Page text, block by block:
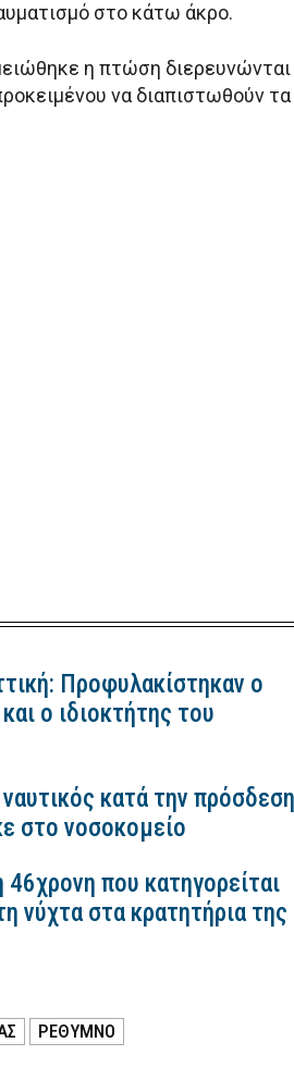
στο κάτω άκρο.
η πτώση διερευνώνται
να διαπιστωθούν τα
Προφυλακίστηκαν ο
ο ιδιοκτήτης του
κατά την πρόσδεση
στο νοσοκομείο
που κατηγορείται
νύχτα στα κρατητήρια της
ΡΕΘΥΜΝΟ